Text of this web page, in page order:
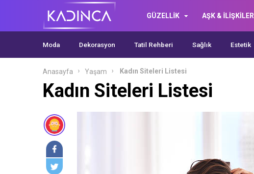
GÜZELLİK AŞK & İLİŞKİLER
Moda Dekorasyon Tatil Rehberi Sağlık Estetik
Anasayfa Yaşam Kadın Siteleri Listesi
Kadın Siteleri Listesi